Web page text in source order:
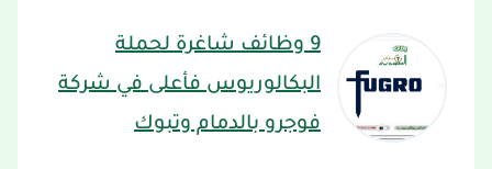
9 وظائف شاغرة لحملة
البكالوريوس فأعلى في شركة
فوجرو بالدمام وتبوك